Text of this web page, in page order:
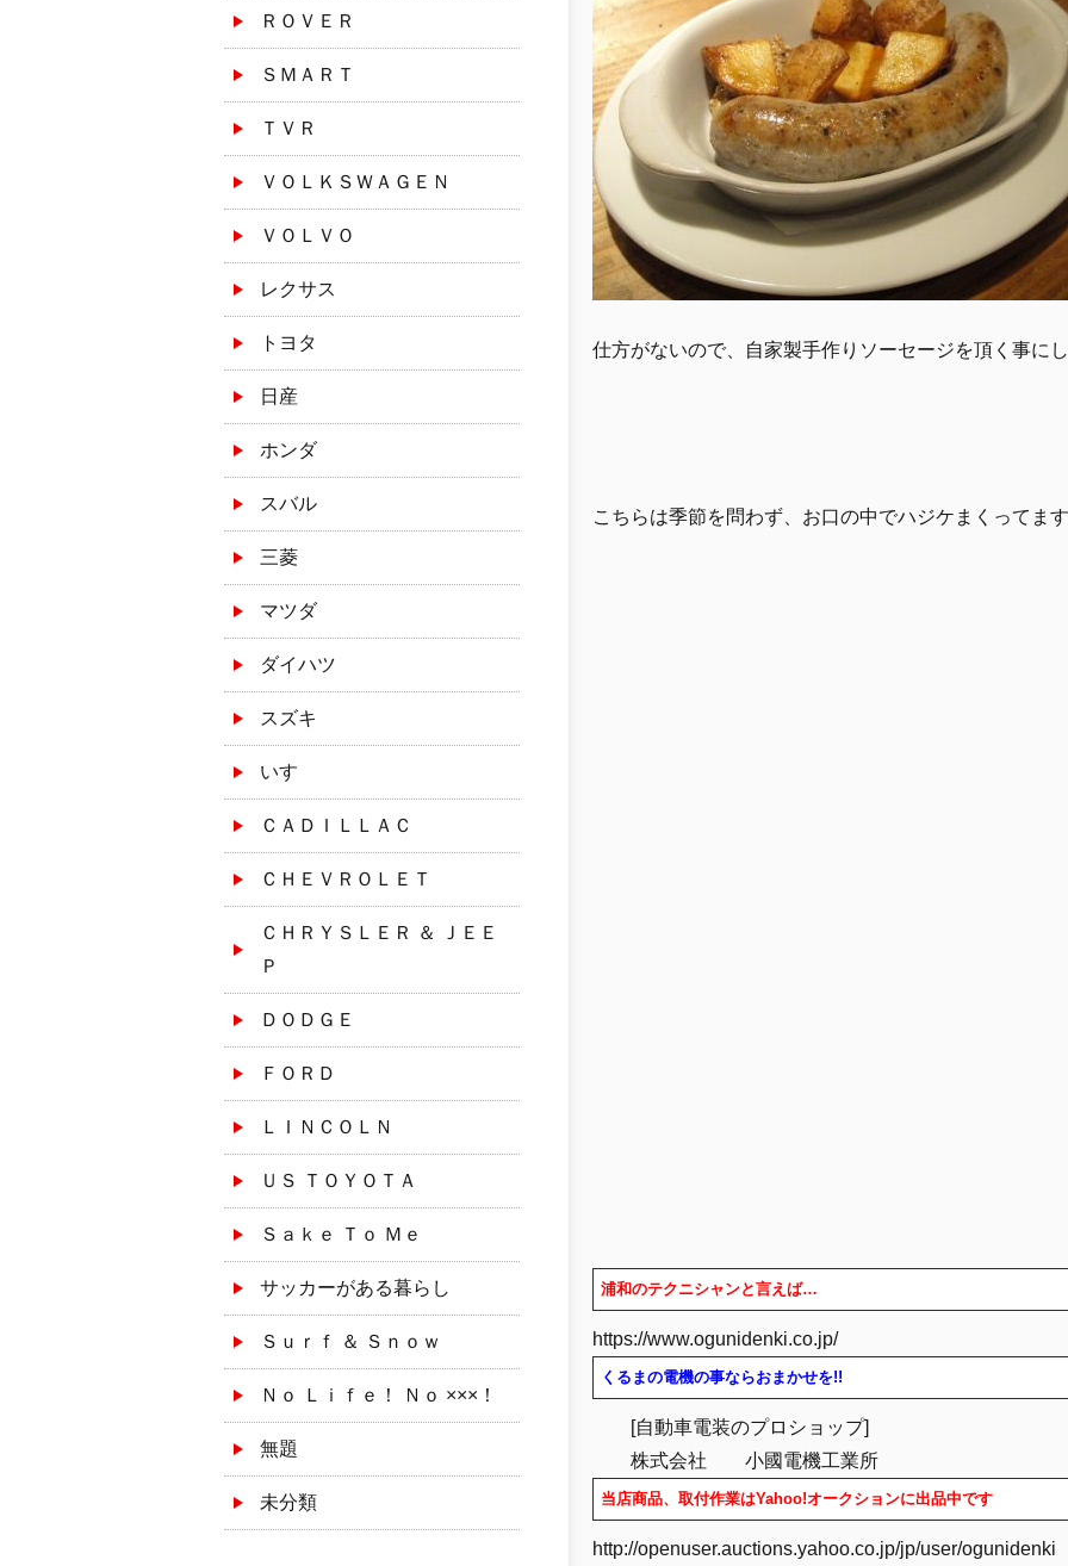
ＲＯＶＥＲ
ＳＭＡＲＴ
ＴＶＲ
ＶＯＬＫＳＷＡＧＥＮ
ＶＯＬＶＯ
レクサス
トヨタ
日産
ホンダ
スバル
三菱
マツダ
ダイハツ
スズキ
いすゞ
ＣＡＤＩＬＬＡＣ
ＣＨＥＶＲＯＬＥＴ
ＣＨＲＹＳＬＥＲ ＆ ＪＥＥ
Ｐ
ＤＯＤＧＥ
ＦＯＲＤ
ＬＩＮＣＯＬＮ
ＵＳ ＴＯＹＯＴＡ
Ｓａｋｅ Ｔｏ Ｍｅ
サッカーがある暮らし
Ｓｕｒｆ ＆ Ｓｎｏｗ
Ｎｏ Ｌｉｆｅ！ Ｎｏ ×××！
無題
未分類
仕方がないので、自家製手作りソーセージを頂く事に
こちらは季節を問わず、お口の中でハジケまくってま
浦和のテクニシャンと言えば…
https://www.ogunidenki.co.jp/
くるまの電機の事ならおまかせを!!
[自動車電装のプロショップ]
株式会社 小國電機工業所
当店商品、取付作業はYahoo!オークションに出品中です
http://openuser.auctions.yahoo.co.jp/jp/user/